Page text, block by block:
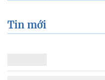
Tin mới